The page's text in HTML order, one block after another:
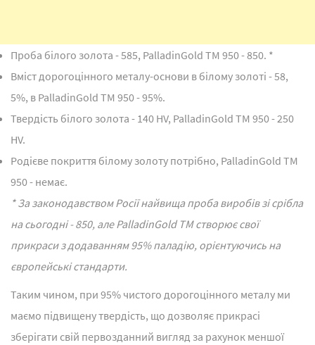
Проба білого золота - 585, PalladinGold TM 950 - 850. *
Вміст дорогоцінного металу-основи в білому золоті - 58,
5%, в PalladinGold TM 950 - 95%.
Твердість білого золота - 140 HV, PalladinGold TM 950 - 250
HV.
Родієве покриття білому золоту потрібно, PalladinGold TM
950 - немає.
* За законодавством Росії найвища проба виробів зі срібла
на сьогодні - 850, але PalladinGold TM створює свої
прикраси з додаванням 95% паладію, орієнтуючись на
європейські стандарти.
Таким чином, при 95% чистого дорогоцінного металу ми
маємо підвищену твердість, що дозволяє прикрасі
зберігати свій первозданний вигляд за рахунок меншої